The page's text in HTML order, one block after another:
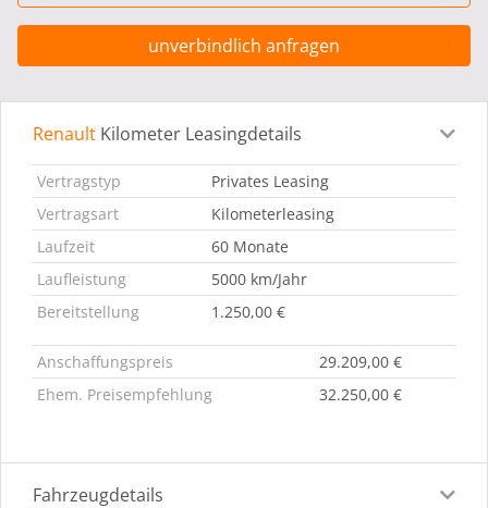
unverbindlich anfragen
Leasingdetails Fahrzeugdetails
Renault Kilometer Leasingdetails
Vertragstyp
Privates Leasing
Vertragsart
Kilometerleasing
Laufzeit
60 Monate
Laufleistung
5000 km/Jahr
Bereitstellung
1.250,00 €
Anschaffungspreis
29.209,00 €
Ehem. Preisempfehlung
32.250,00 €
Fahrzeugdetails